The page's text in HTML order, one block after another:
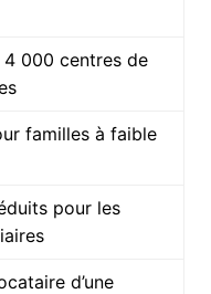
4 000 centres de
familles à faible
pour les
d’une